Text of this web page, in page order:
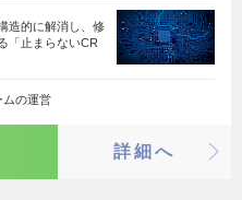
造的に解消し、修
「止まらないCR
ムの運営
詳細へ